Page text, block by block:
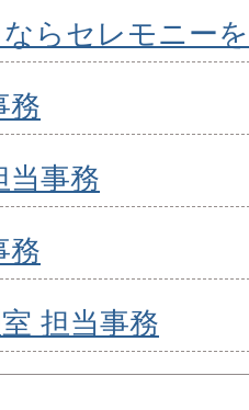
ならセレモニー
務
当事務
務
担当事務